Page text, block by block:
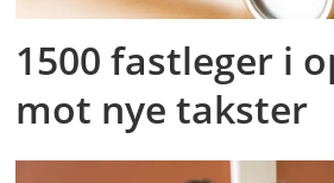
1500 fastleger i
mot nye takster